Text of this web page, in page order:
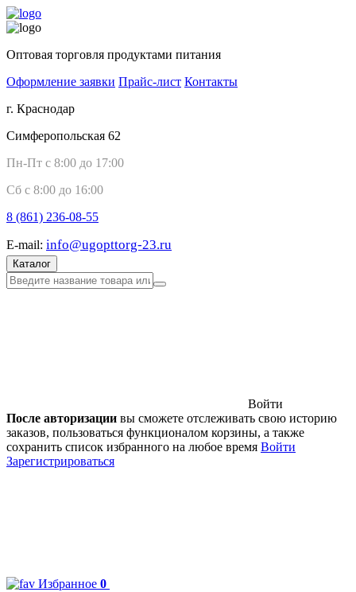
Оптовая торговля продуктами питания
Оформление заявки Прайс-лист Контакты
г. Краснодар
Симферопольская 62
Пн-Пт с 8:00 до 17:00
Сб с 8:00 до 16:00
8 (861) 236-08-55
E-mail: info@ugopttorg-23.ru
Каталог
Войти
После авторизации вы сможете отслеживать свою историю
заказов, пользоваться функционалом корзины, а также
сохранить список избранного на любое время Войти
Зарегистрироваться
Избранное 0